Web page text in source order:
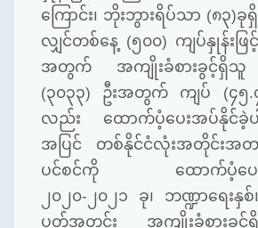
ကြောင်း၊ ဘိုးဘွားရိပ်သာ (၈၃)ခုရှိ
လျှင်တစ်နေ့ (၅၀၀) ကျပ်နှုန်းဖြင့်
အတွက်
အကျိုးခံစားခွင့်ရှိသူ
(၃၀၃၃) ဦးအတွက် ကျပ် (၄၅.
လည်း
ထောက်ပံ့ပေးအပ်နိုင်ခဲ့ပါ
အပြင်
တစ်နိုင်ငံလုံးအတိုင်းအတ
ပင်စင်ကို
ထောက်ပံ့ပ
၂၀၂၀- ၂၀၂၁ ခု၊ ဘဏ္ဍာရေးနှစ်၊
ပတ်အတွင်း
အကျိုးခံစားခွင့်